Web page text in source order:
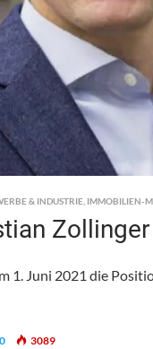
& INDUSTRIE IMMOBILIEN-
1. Juni 2021 die
0 3089